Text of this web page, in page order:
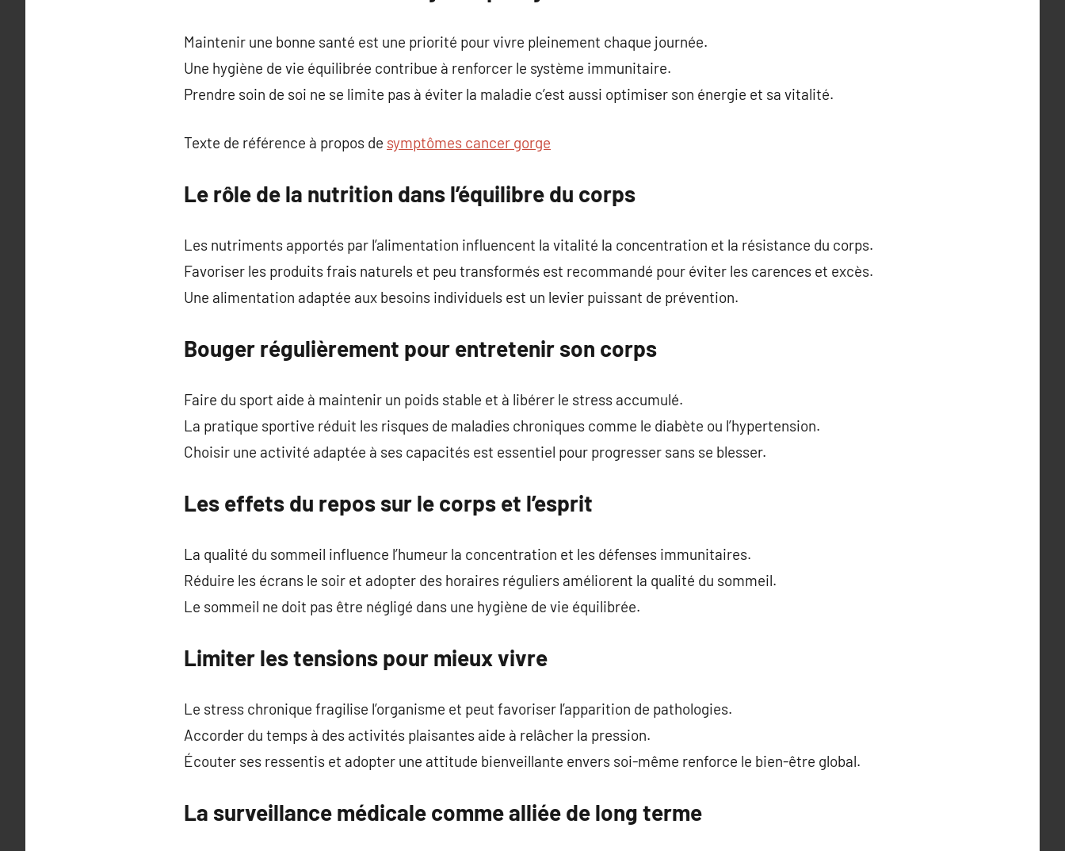
Maintenir une bonne santé est une priorité pour vivre pleinement chaque journée.
Une hygiène de vie équilibrée contribue à renforcer le système immunitaire.
Prendre soin de soi ne se limite pas à éviter la maladie c’est aussi optimiser son énergie et sa vitalité.
Texte de référence à propos de symptômes cancer gorge
Le rôle de la nutrition dans l’équilibre du corps
Les nutriments apportés par l’alimentation influencent la vitalité la concentration et la résistance du corps.
Favoriser les produits frais naturels et peu transformés est recommandé pour éviter les carences et excès.
Une alimentation adaptée aux besoins individuels est un levier puissant de prévention.
Bouger régulièrement pour entretenir son corps
Faire du sport aide à maintenir un poids stable et à libérer le stress accumulé.
La pratique sportive réduit les risques de maladies chroniques comme le diabète ou l’hypertension.
Choisir une activité adaptée à ses capacités est essentiel pour progresser sans se blesser.
Les effets du repos sur le corps et l’esprit
La qualité du sommeil influence l’humeur la concentration et les défenses immunitaires.
Réduire les écrans le soir et adopter des horaires réguliers améliorent la qualité du sommeil.
Le sommeil ne doit pas être négligé dans une hygiène de vie équilibrée.
Limiter les tensions pour mieux vivre
Le stress chronique fragilise l’organisme et peut favoriser l’apparition de pathologies.
Accorder du temps à des activités plaisantes aide à relâcher la pression.
Écouter ses ressentis et adopter une attitude bienveillante envers soi-même renforce le bien-être global.
La surveillance médicale comme alliée de long terme